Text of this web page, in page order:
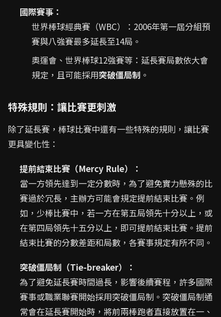
國際賽事：
世界棒球經典賽（WBC）：2006年第一屆分組預
賽與八強賽最多延長至14局。
奧運會、世界棒球12強賽等：延長賽局數依大會
規定，且可能採用突破僵局制 。
特殊規則：讓比賽更刺激
除了延長賽，棒球比賽中還有一些特殊的規則，讓比賽
更具變化性：
提前結束比賽（Mercy Rule）：
當一方領先達到一定分數時，為了避免實力懸殊的比
賽過於冗長，主辦方可能會規定提前結束比賽。例
如，少棒比賽中，若一方在第五局領先十分以上，或
在第四局領先十五分以上，即可提前結束比賽。提前
結束比賽的分數差距和局數，各賽事規定有所不同。
突破僵局制（Tie-breaker）：
為了避免延長賽時間過長，影響後續賽程，許多國際
賽事或職業聯賽開始採用突破僵局制。突破僵局制通
常會在延長賽開始時，將前兩棒跑者直接放置在一、